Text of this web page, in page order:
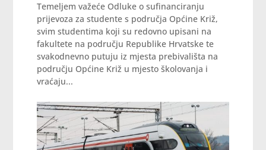
Temeljem važeće Odluke o sufinanciranju
prijevoza za studente s područja Općine Križ,
svim studentima koji su redovno upisani na
fakultete na području Republike Hrvatske te
svakodnevno putuju iz mjesta prebivališta na
području Općine Križ u mjesto školovanja i
vraćaju...